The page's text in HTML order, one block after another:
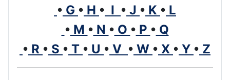
• G • H • I • J • K • L
• M • N • O • P • Q
• R • S • T • U • V • W • X • Y • Z